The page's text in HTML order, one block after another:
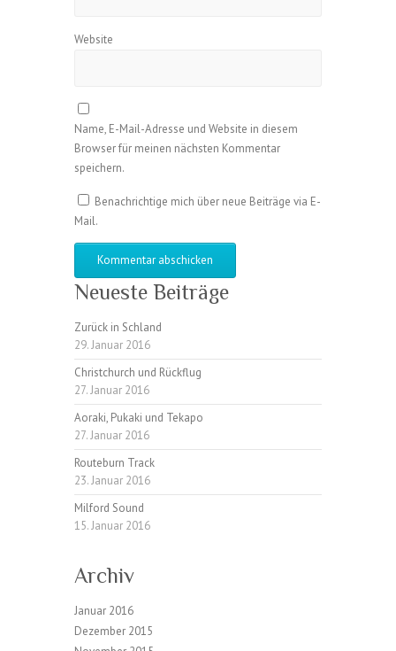
Website
Name, E-Mail-Adresse und Website in diesem
Browser für meinen nächsten Kommentar
speichern.
Benachrichtige mich über neue Beiträge via E-
Mail.
Neueste Beiträge
Zurück in Schland
29. Januar 2016
Christchurch und Rückflug
27. Januar 2016
Aoraki, Pukaki und Tekapo
27. Januar 2016
Routeburn Track
23. Januar 2016
Milford Sound
15. Januar 2016
Archiv
Januar 2016
Dezember 2015